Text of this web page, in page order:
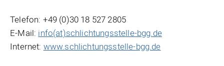
Telefon: +49 (0)30 18 527 2805
E-Mail: info(at)schlichtungsstelle-bgg.de
Internet: www.schlichtungsstelle-bgg.de